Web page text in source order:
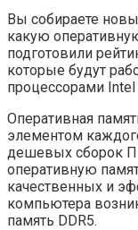
Вы собираете
какую
подготовили
которые будут
процессорами Intel
Оперативная
элементом
дешевых сборок
оперативную
качественных и
компьютера
память DDR5.